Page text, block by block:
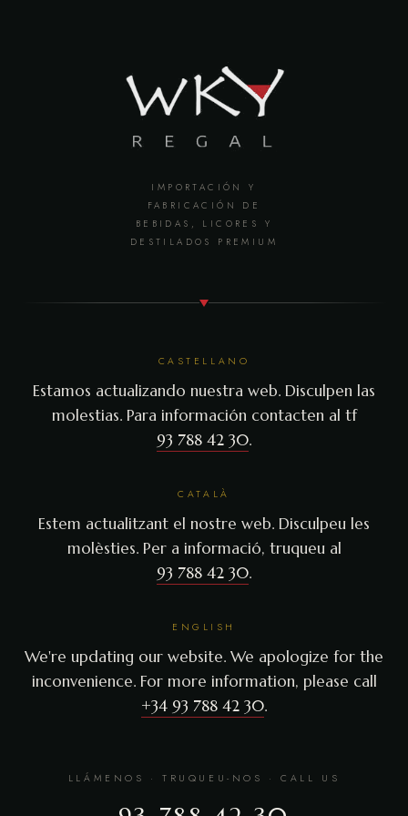
IMPORTACIÓN Y
FABRICACIÓN DE
BEBIDAS, LICORES Y
DESTILADOS PREMIUM
CASTELLANO
Estamos actualizando nuestra web. Disculpen las
molestias. Para información contacten al tf
93 788 42 30.
CATALÀ
Estem actualitzant el nostre web. Disculpeu les
molèsties. Per a informació, truqueu al
93 788 42 30.
ENGLISH
We're updating our website. We apologize for the
inconvenience. For more information, please call
+34 93 788 42 30.
LLÁMENOS · TRUQUEU-NOS · CALL US